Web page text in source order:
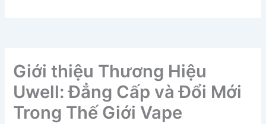
Giới thiệu Thương Hiệu
Uwell: Đẳng Cấp và Đổi Mới
Trong Thế Giới Vape